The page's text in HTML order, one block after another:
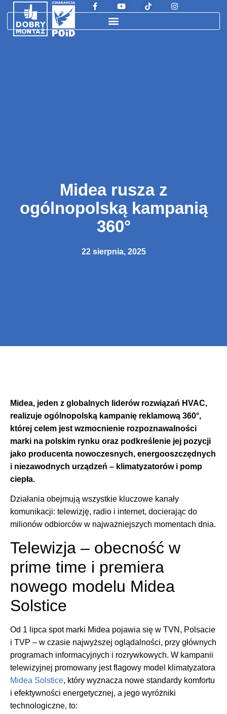
Midea rusza z
ogólnopolską kampanią
360°
22 sierpnia, 2025
Midea, jeden z globalnych liderów rozwiązań HVAC,
realizuje ogólnopolską kampanię reklamową 360°,
której celem jest wzmocnienie rozpoznawalności
marki na polskim rynku oraz podkreślenie jej pozycji
jako producenta nowoczesnych, energooszczędnych
i niezawodnych urządzeń – klimatyzatorów i pomp
ciepła.
Działania obejmują wszystkie kluczowe kanały
komunikacji: telewizję, radio i internet, docierając do
milionów odbiorców w najważniejszych momentach dnia.
Telewizja – obecność w
prime time i premiera
nowego modelu Midea
Solstice
Od 1 lipca spot marki Midea pojawia się w TVN, Polsacie
i TVP – w czasie najwyższej oglądalności, przy głównych
programach informacyjnych i rozrywkowych. W kampanii
telewizyjnej promowany jest flagowy model klimatyzatora
Midea Solstice, który wyznacza nowe standardy komfortu
i efektywności energetycznej, a jego wyróżniki
technologiczne, to: